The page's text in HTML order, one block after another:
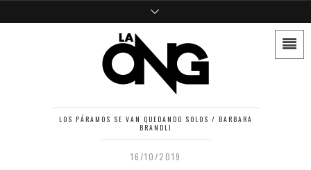
LOS PÁRAMOS SE VAN QUEDANDO SOLOS / BARBARA
BRANDLI
16/10/2019